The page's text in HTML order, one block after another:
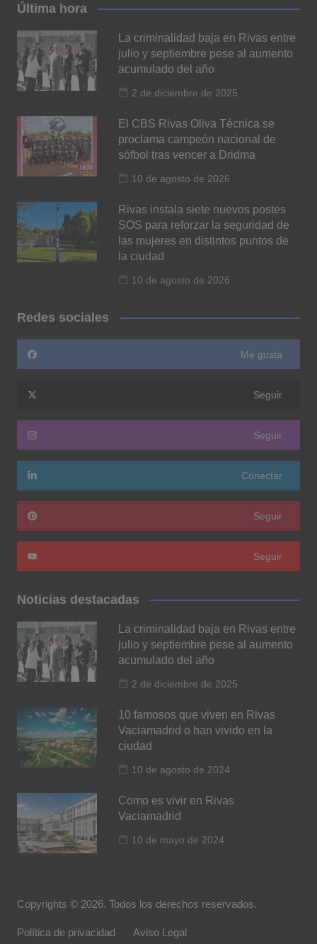
Última hora
La criminalidad baja en Rivas entre
julio y septiembre pese al aumento
acumulado del año
2 de diciembre de 2025
El CBS Rivas Oliva Técnica se
proclama campeón nacional de
sófbol tras vencer a Dridma
10 de agosto de 2026
Rivas instala siete nuevos postes
SOS para reforzar la seguridad de
las mujeres en distintos puntos de
la ciudad
10 de agosto de 2026
Redes sociales
Me gusta
Seguir
Seguir
Conectar
Seguir
Seguir
Noticias destacadas
La criminalidad baja en Rivas entre
julio y septiembre pese al aumento
acumulado del año
2 de diciembre de 2025
10 famosos que viven en Rivas
Vaciamadrid o han vivido en la
ciudad
10 de agosto de 2024
Como es vivir en Rivas
Vaciamadrid
10 de mayo de 2024
Copyrights © 2026. Todos los derechos reservados.
Política de privacidad
Aviso Legal